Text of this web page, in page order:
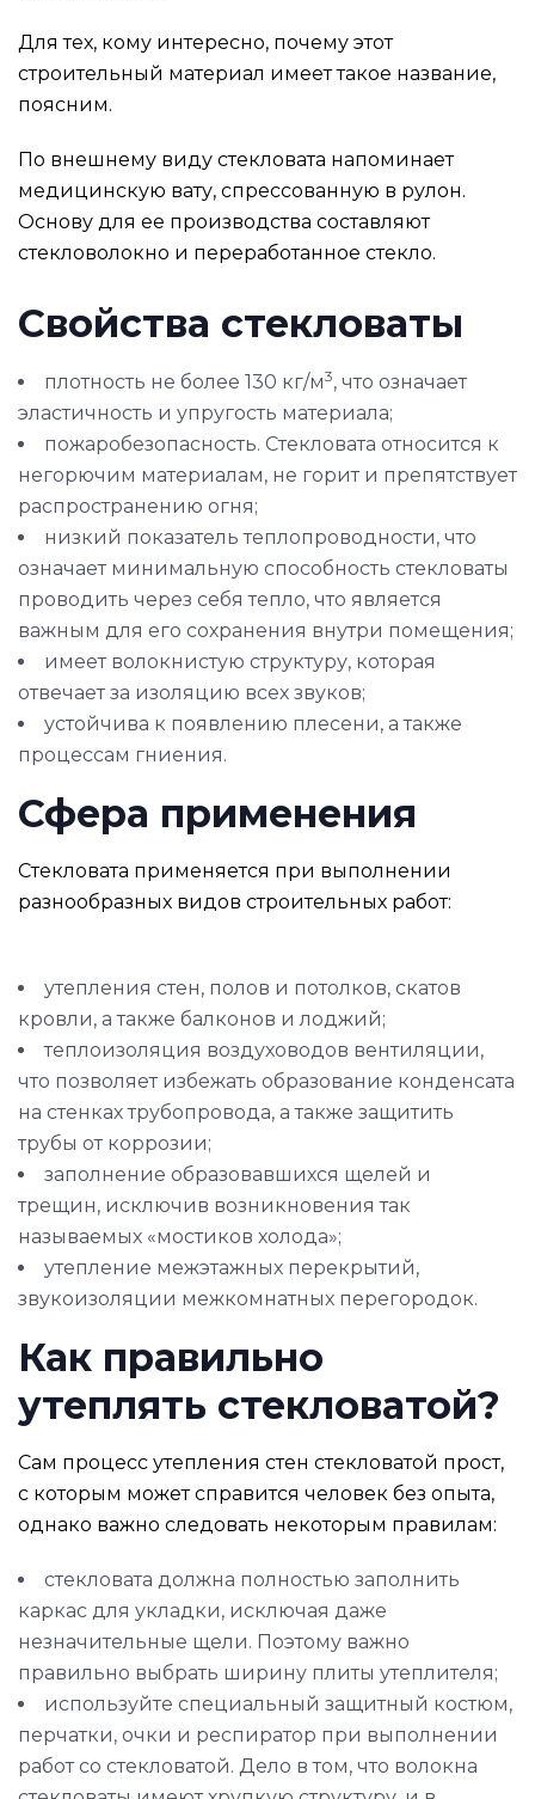
Для тех, кому интересно, почему этот
строительный материал имеет такое название,
поясним.
По внешнему виду стекловата напоминает
медицинскую вату, спрессованную в рулон.
Основу для ее производства составляют
стекловолокно и переработанное стекло.
Свойства стекловаты
плотность не более 130 кг/м3, что означает
эластичность и упругость материала;
пожаробезопасность. Стекловата относится к
негорючим материалам, не горит и препятствует
распространению огня;
низкий показатель теплопроводности, что
означает минимальную способность стекловаты
проводить через себя тепло, что является
важным для его сохранения внутри помещения;
имеет волокнистую структуру, которая
отвечает за изоляцию всех звуков;
устойчива к появлению плесени, а также
процессам гниения.
Сфера применения
Стекловата применяется при выполнении
разнообразных видов строительных работ:
утепления стен, полов и потолков, скатов
кровли, а также балконов и лоджий;
теплоизоляция воздуховодов вентиляции,
что позволяет избежать образование конденсата
на стенках трубопровода, а также защитить
трубы от коррозии;
заполнение образовавшихся щелей и
трещин, исключив возникновения так
называемых «мостиков холода»;
утепление межэтажных перекрытий,
звукоизоляции межкомнатных перегородок.
Как правильно
утеплять стекловатой?
Сам процесс утепления стен стекловатой прост,
с которым может справится человек без опыта,
однако важно следовать некоторым правилам:
стекловата должна полностью заполнить
каркас для укладки, исключая даже
незначительные щели. Поэтому важно
правильно выбрать ширину плиты утеплителя;
используйте специальный защитный костюм,
перчатки, очки и респиратор при выполнении
работ со стекловатой. Дело в том, что волокна